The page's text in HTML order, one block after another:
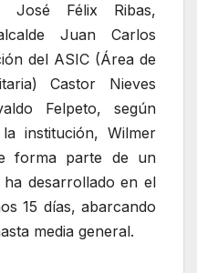
José Félix Ribas,
Juan Carlos
del ASIC (Área de
Castor Nieves
Felpeto, según
institución, Wilmer
forma parte de un
desarrollado en el
15 días, abarcando
media general.